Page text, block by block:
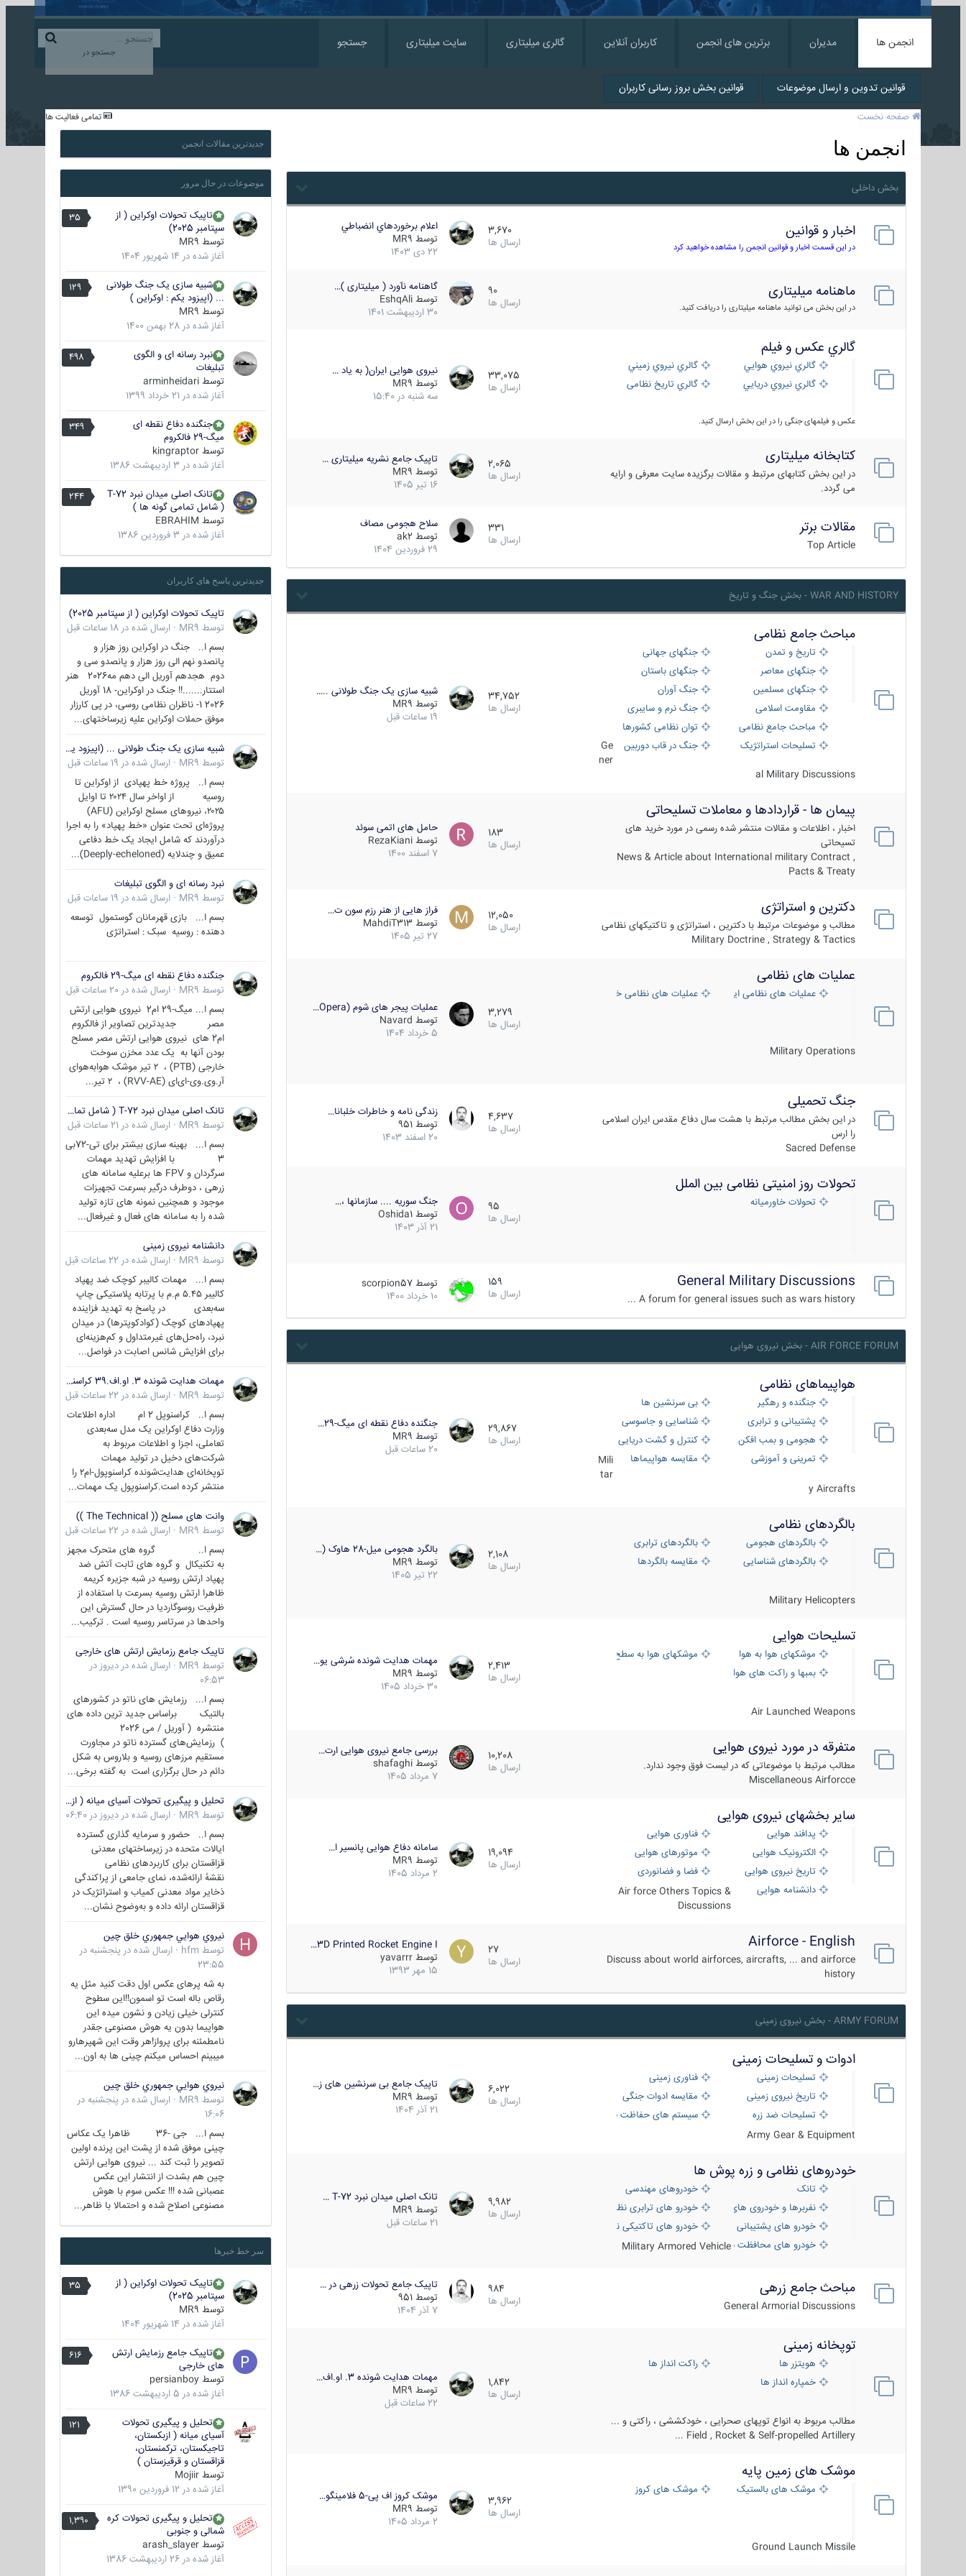
جستجو در
انجمن ها مدیران برترین های انجمن کاربران آنلاین گالری میلیتاری سایت میلیتاری جستجو
قوانین تدوین و ارسال موضوعات قوانین بخش بروز رسانی کاربران
تمامی فعالیت ها صفحه نخست
انجمن ها
بخش داخلی
اخبار و قوانین
در این قسمت اخبار و قوانین انجمن را مشاهده خواهید کرد
3,670
ارسال ها
اعلام برخوردهاي انضباطي
توسط MR9
22 دی 1403
ماهنامه میلیتاری
در این بخش می توانید ماهنامه میلیتاری را دریافت کنید.
90
ارسال ها
گاهنامه نآورد ( میلیتاری )…
توسط EshqAli
30 اردیبهشت 1401
گالري عكس و فيلم
گالري نيروي هوايي
گالري نيروي زميني
گالري نيروي دريايي
گالري تاریخ نظامی
عکس و فیلمهای جنگی را در این بخش ارسال کنید.
33,075
ارسال ها
نیروی هوایی ایران( به یاد …
توسط MR9
سه شنبه در 15:40
کتابخانه میلیتاری
در این بخش کتابهای مرتبط و مقالات برگزیده سایت معرفی و ارایه
می گردد.
2,065
ارسال ها
تاپیک جامع نشریه میلیتاری …
توسط MR9
16 تیر 1405
مقالات برتر
Top Article
331
ارسال ها
سلاح هجومی مصاف
توسط ak2
29 فروردین 1404
WAR AND HISTORY - بخش جنگ و تاریخ
مباحث جامع نظامی
تاریخ و تمدن
جنگهای جهانی
جنگهای معاصر
جنگهای باستان
جنگهای مسلمین
جنگ آوران
مقاومت اسلامی
جنگ نرم و سایبری
مباحث جامع نظامی
توان نظامی کشورها
تسلیحات استراتژیک
جنگ در قاب دوربین
Ge
ner
al Military Discussions
34,752
ارسال ها
شبیه سازی یک جنگ طولانی ..…
توسط MR9
19 ساعات قبل
پیمان ها - قراردادها و معاملات تسلیحاتی
اخبار ، اطلاعات و مقالات منتشر شده رسمی در مورد خرید های
تسیحاتی
News & Article about International military Contract ,
Pacts & Treaty
183
ارسال ها
حامل های اتمی سوئد
توسط RezaKiani
7 اسفند 1400
دکترین و استراتژی
مطالب و موضوعات مرتبط با دکترین ، استراتژی و تاکتیکهای نظامی
Military Doctrine , Strategy & Tactics
12,050
ارسال ها
فراز هایی از هنر رزم سون ت…
توسط MahdiT313
27 تیر 1405
عملیات های نظامی
عملیات های نظامی ایران عملیات های نظامی خارجی
Military Operations
3,279
ارسال ها
عملیات پیجر های شوم (Opera…
توسط Navard
5 خرداد 1404
جنگ تحمیلی
در این بخش مطالب مرتبط با هشت سال دفاع مقدس ایران اسلامی
را ارس
Sacred Defense
4,637
ارسال ها
زندگی نامه و خاطرات خلبانا…
توسط 951
20 اسفند 1403
تحولات روز امنیتی نظامی بین الملل
تحولات خاورمیانه
95
ارسال ها
جنگ سوریه .... سازمانها ،…
توسط Oshida1
21 آذر 1403
General Military Discussions
A forum for general issues such as wars history ...
159
ارسال ها
توسط scorpion57
10 خرداد 1400
AIR FORCE FORUM - بخش نیروی هوایی
هواپیماهای نظامی
جنگنده و رهگیر
بی سرنشین ها
پشتیبانی و ترابری
شناسایی و جاسوسی
هجومی و بمب افکن
کنترل و گشت دریایی
تمرینی و آموزشی
مقایسه هواپیماها
Mili
tar
y Aircrafts
29,867
ارسال ها
جنگنده دفاع نقطه ای میگ-29…
توسط MR9
20 ساعات قبل
بالگردهای نظامی
بالگردهای هجومی
بالگردهای ترابری
بالگردهای شناسایی
مقایسه بالگردها
Military Helicopters
2,108
ارسال ها
بالگرد هجومی میل-28 هاوک (…
توسط MR9
22 تیر 1405
تسلیحات هوایی
موشکهای هوا به هوا
موشکهای هوا به سطح
بمبها و راکت های هوایی
Air Launched Weapons
2,413
ارسال ها
مهمات هدایت شونده سُرشی یو…
توسط MR9
30 خرداد 1405
متفرقه در مورد نیروی هوایی
مطالب مرتبط با موضوعاتی که در لیست فوق وجود ندارد.
Miscellaneous Airforcce
10,208
ارسال ها
بررسی جامع نیروی هوایی ارت…
توسط shafaghi
7 مرداد 1405
سایر بخشهای نیروی هوایی
پدافند هوایی
فناوری هوایی
الکترونیک هوایی
موتورهای هوایی
تاریخ نیروی هوایی
فضا و فضانوردی
دانشنامه هوایی
Air force Others Topics &
Discussions
19,094
ارسال ها
سامانه دفاع هوایی پانسیر ا…
توسط MR9
2 مرداد 1405
Airforce - English
Discuss about world airforces, aircrafts, ... and airforce
history
27
ارسال ها
3D Printed Rocket Engine I…
توسط yavarrr
15 مهر 1393
ARMY FORUM - بخش نیروی زمینی
ادوات و تسلیحات زمینی
تسلیحات زمینی
فناوری زمینی
تاریخ نیروی زمینی
مقایسه ادوات جنگی
تسلیحات ضد زره
سیستم های حفاظت فعال
Army Gear & Equipment
6,022
ارسال ها
تاپیک جامع بی سرنشین های ز…
توسط MR9
21 آذر 1404
خودروهای نظامی و زره پوش ها
تانک
خودروهای مهندسی
نفربرها و خودروی های رزمی پیاده نظامخودرو های ترابری نظامی
خودرو های پشتیبانی آتش ، شناسایی و ضد تانک
خودرو های تاکتیکی نظامی
خودرو های محافظت شدهMilitary Armored Vehicle
9,982
ارسال ها
تانک اصلی میدان نبرد T-72 …
توسط MR9
21 ساعات قبل
مباحث جامع زرهی
General Armorial Discussions
984
ارسال ها
تاپیک جامع تحولات زرهی در …
توسط 951
7 آذر 1404
توپخانه زمینی
هویتزر ها
راکت انداز ها
خمپاره انداز ها
مطالب مربوط به انواع توپهای صحرایی ، خودکششی ، راکتی و ...
Field , Rocket & Self-propelled Artillery ...
1,842
ارسال ها
مهمات هدایت شونده 3. او.اف…
توسط MR9
22 ساعات قبل
موشک های زمین پایه
موشک های بالستیک موشک های کروز
Ground Launch Missile
3,962
ارسال ها
موشک کروز اف پی-5 فلامینگو…
توسط MR9
2 مرداد 1405
جدیدترین مقالات انجمن
موضوعات در حال مرور
35
تاپیک تحولات اوکراین ( از
سپتامبر 2025)
توسط MR9
آغاز شده در 14 شهریور 1404
129
شبیه سازی یک جنگ طولانی
... (اپیزود یکم : اوکراین )
توسط MR9
آغاز شده در 28 بهمن 1400
498
نبرد رسانه ای و الگوی
تبلیغات
توسط arminheidari
آغاز شده در 21 خرداد 1399
349
جنگنده دفاع نقطه ای
میگ-29 فالکروم
توسط kingraptor
آغاز شده در 3 اردیبهشت 1386
244
تانک اصلی میدان نبرد T-72
( شامل تمامی گونه ها )
توسط EBRAHIM
آغاز شده در 3 فروردین 1386
جدیدترین پاسخ های کاربران
تاپیک تحولات اوکراین ( از سپتامبر 2025)
توسط MR9
· ارسال شده در 18 ساعات قبل
بسم ا.. جنگ در اوکراین روز هزار و
پانصدو نهم الی روز هزار و پانصدو سی و
دوم هجدهم آوریل الی دهم مه2026 هنر
استتار.......!! جنگ در اوکراین- 18 آوریل
2026 1- ناظران نظامی روسی، در پی کارزار
موفق حملات اوکراین علیه زیرساختهای...
شبیه سازی یک جنگ طولانی ... (اپیزود یکم : اوکراین )
توسط MR9
· ارسال شده در 19 ساعات قبل
بسم ا.. پروژه خط پهپادی از اوکراین تا
روسیه از اواخر سال ۲۰۲۴ تا اوایل
۲۰۲۵، نیروهای مسلح اوکراین (AFU)
پروژه‌ای تحت عنوان «خط پهپاد» را به اجرا
درآوردند که شامل ایجاد یک خط دفاعی
عمیق و چندلایه (Deeply-echeloned)...
نبرد رسانه ای و الگوی تبلیغات
توسط MR9
· ارسال شده در 19 ساعات قبل
بسم ا... بازی قهرمانان گوستمول توسعه
دهنده : روسیه سبک : استراتژی
جنگنده دفاع نقطه ای میگ-29 فالکروم
توسط MR9
· ارسال شده در 20 ساعات قبل
بسم ا... میگ-29 ام2 نیروی هوایی ارتش
مصر جدیدترین تصاویر از فالکروم
ام2 های نیروی هوایی ارتش مصر مسلح
بودن آنها به یک عدد مخزن سوخت
خارجی (PTB) ، ۲ تیر موشک هوابه‌هوای
آر.وی.وی-ای‌ای (RVV-AE) ، ۲ تیر...
تانک اصلی میدان نبرد T-72 ( شامل تمامی گونه ها )
توسط MR9
· ارسال شده در 21 ساعات قبل
بسم ا... بهینه سازی بیشتر برای تی-72بی
3 با افزایش تهدید مهمات
سرگردان و FPV ها برعلیه سامانه های
زرهی ، دوطرف درگیر بسرعت تجهیزات
موجود و همچنین نمونه های تازه تولید
شده را به سامانه های فعال و غیرفعال...
دانشنامه نیروی زمینی
توسط MR9
· ارسال شده در 22 ساعات قبل
بسم ا... مهمات کالیبر کوچک ضد پهپاد
کالیبر ۵.۴۵ م.م با پرتابه پلاستیکی چاپ
سه‌بعدی در پاسخ به تهدید فزاینده
پهپادهای کوچک (کوادکوپترها) در میدان
نبرد، راه‌حل‌های غیرمتداول و کم‌هزینه‌ای
برای افزایش شانس اصابت در فواصل...
مهمات هدایت شونده 3. او.اف.39 کراسنوپل/بصیر( Krasnopol 3OF39 )
توسط MR9
· ارسال شده در 22 ساعات قبل
بسم ا.. کراسنوپل 2 ام اداره اطلاعات
وزارت دفاع اوکراین یک مدل سه‌بعدی
تعاملی، اجزا و اطلاعات مربوط به
شرکت‌های دخیل در تولید مهمات
توپخانه‌ای هدایت‌شونده کراسنوپول-ام۲ را
منتشر کرده است.کراسنوپول یک مهمات...
وانت های مسلح (( The Technical ))
توسط MR9
· ارسال شده در 22 ساعات قبل
بسم ا.. گروه های متحرک مجهز
به تکنیکال و گروه های ثابت آتش ضد
پهپاد ارتش روسیه در شبه جزیره کریمه
ظاهرا ارتش روسیه بسرعت با استفاده از
ظرفیت روسوگاردیا در حال گسترش این
واحدها در سرتاسر روسیه است . ترکیب...
تاپیک جامع رزمایش ارتش های خارجی
توسط MR9
· ارسال شده در دیروز در
06:53
بسم ا... رزمایش های ناتو در کشورهای
بالتیک براساس جدید ترین داده های
منتشره ( آوریل / می 2026
) رزمایش‌های گسترده ناتو در مجاورت
مستقیم مرزهای روسیه و بلاروس به شکل
دائم در حال برگزاری است به گفته برخی...
تحلیل و پیگیری تحولات آسیای میانه ( ازبکستان، تاجیکستان، ترکمنستان، قزاقستان و قرقیزستان )
توسط MR9
· ارسال شده در دیروز در 06:40
بسم ا.. حضور و سرمایه گذاری گسترده
ایالات متحده در زیرساختهای معدنی
قزاقستان برای کاربردهای نظامی
نقشهٔ ارائه‌شده، نمای جامعی از پراکندگی
ذخایر مواد معدنی کمیاب و استراتژیک در
قزاقستان ارائه داده و به‌وضوح نشان...
نيروي هوايي جمهوري خلق چين
توسط hfm
· ارسال شده در پنجشنبه در
23:55
به شه پرهای عکس اول دقت کنید مثل یه
رقاص باله است تو اسمون!!این سطوح
کنترلی خیلی زیادن و نشون میده این
هواپیما بدون یه هوش مصنوعی جقدر
نامطمئنه برای پرواز!هر وقت این شهپرهارو
میبینم احساس میکنم چینی ها به اون...
نيروي هوايي جمهوري خلق چين
توسط MR9
· ارسال شده در پنجشنبه در
16:06
بسم ا... جی -36 ظاهرا یک عکاس
چینی موفق شده از پشت این پرنده اولین
تصویر را ثبت کند ... نیروی هوایی ارتش
چین هم بشدت از انتشار این عکس
عصبانی شده !!! عکس سوم با هوش
مصنوعی اصلاح شده و احتمالا با ظاهر...
سر خط خبرها
35
تاپیک تحولات اوکراین ( از
سپتامبر 2025)
توسط MR9
آغاز شده در 14 شهریور 1404
616
تاپیک جامع رزمایش ارتش
های خارجی
توسط persianboy
آغاز شده در 5 اردیبهشت 1386
121
تحلیل و پیگیری تحولات
آسیای میانه ( ازبکستان،
تاجیکستان، ترکمنستان،
قزاقستان و قرقیزستان )
توسط Mojiir
آغاز شده در 12 فروردین 1390
1,390
تحلیل و پیگیری تحولات کره
شمالی و جنوبی
توسط arash_slayer
آغاز شده در 26 اردیبهشت 1386